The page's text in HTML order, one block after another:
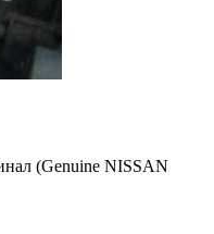
(Genuine NISSAN